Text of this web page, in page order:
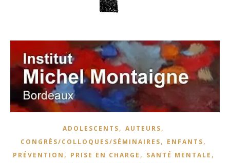
ADOLESCENTS, AUTEURS,
CONGRÈS/COLLOQUES/SÉMINAIRES, ENFANTS,
PRÉVENTION , PRISE EN CHARGE , SANTÉ MENTALE ,